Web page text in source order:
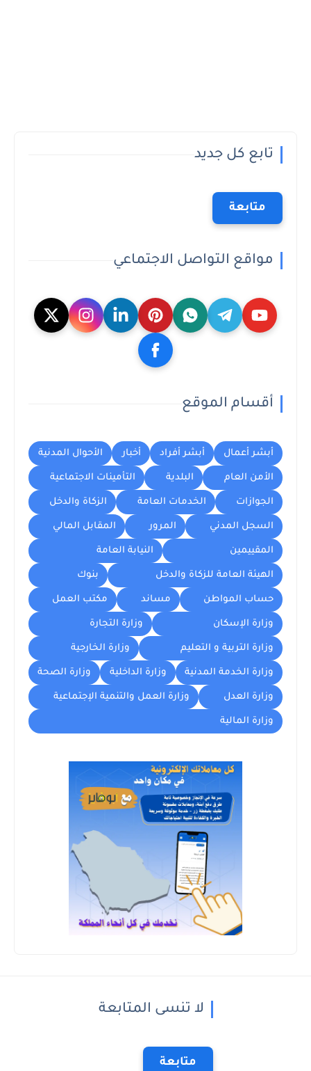
تابع كل جديد
متابعة
مواقع التواصل الاجتماعي
أقسام الموقع
أبشر أعمال أبشر أفراد أخبار الأحوال المدنية
الأمن العام البلدية التأمينات الاجتماعية
الجوازات الخدمات العامة الزكاة والدخل
السجل المدني المرور المقابل المالي
المقييمين النيابة العامة
الهيئة العامة للزكاة والدخل بنوك
حساب المواطن مساند مكتب العمل
وزارة الإسكان وزارة التجارة
وزارة التربية و التعليم وزارة الخارجية
وزارة الخدمة المدنية وزارة الداخلية وزارة الصحة
وزارة العدل وزارة العمل والتنمية الإجتماعية
وزارة المالية
لا تنسى المتابعة
متابعة